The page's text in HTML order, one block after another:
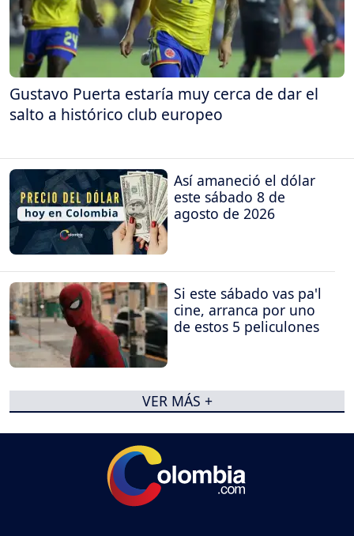
Gustavo Puerta estaría muy cerca de dar el
salto a histórico club europeo
Así amaneció el dólar
este sábado 8 de
agosto de 2026
Si este sábado vas pa'l
cine, arranca por uno
de estos 5 peliculones
VER MÁS +